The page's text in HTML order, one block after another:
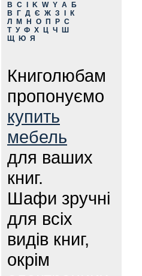
B C K W Y А
Б
В
Г Д Є Ж З
К
Л
М Н О П Р С
Т У Ф Х Ц Ч
Ш
Щ
Ю Я
Книголюбам
пропонуємо
купить
мебель
для ваших
книг.
Шафи зручні
для всіх
видів книг,
окрім